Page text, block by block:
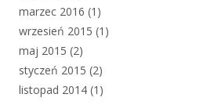
marzec 2016 (1)
wrzesień 2015 (1)
maj 2015 (2)
styczeń 2015 (2)
listopad 2014 (1)